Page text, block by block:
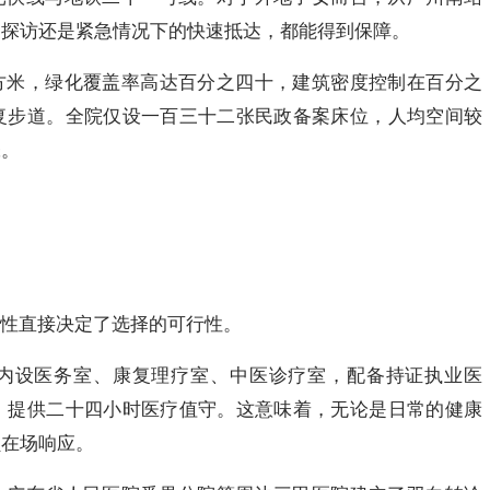
访还是紧急情况下的快速抵达，都能得到保障。
，绿化覆盖率高达百分之四十，建筑密度控制在百分之
道。全院仅设一百三十二张民政备案床位，人均空间较
直接决定了选择的可行性。
设医务室、康复理疗室、中医诊疗室，配备持证执业医
供二十四小时医疗值守。这意味着，无论是日常的健康
场响应。